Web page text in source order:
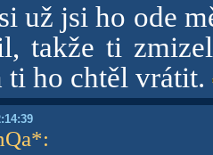
už jsi ho ode
takže ti
ti ho chtěl vrátit.
: